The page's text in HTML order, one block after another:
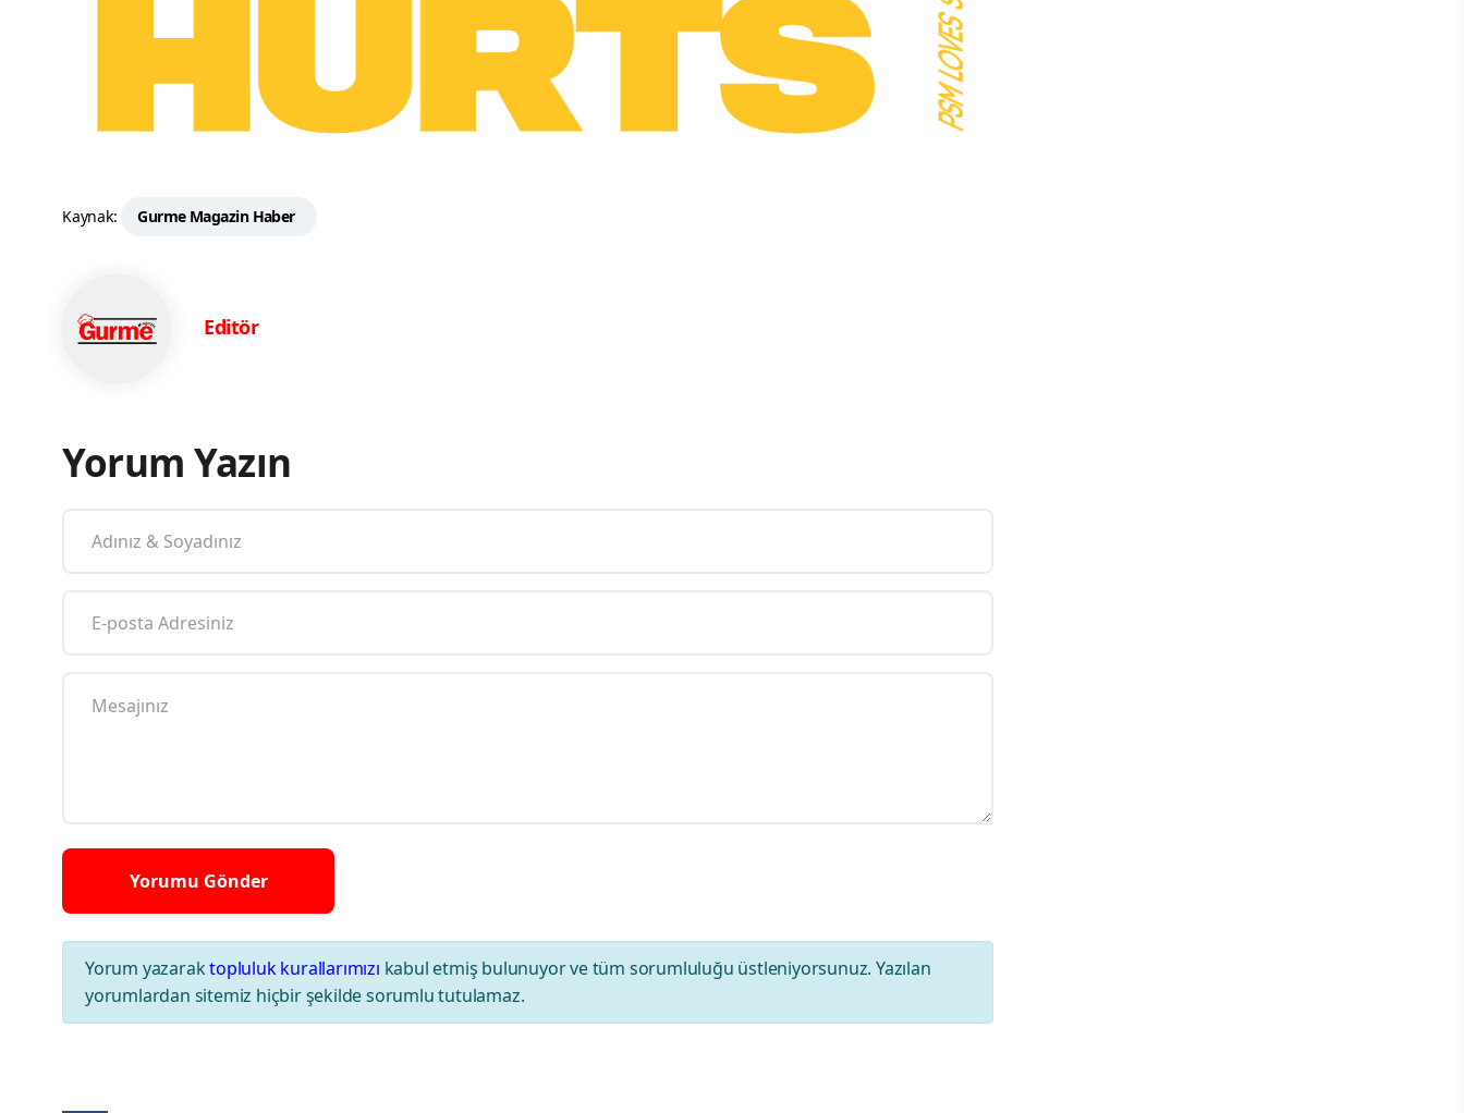
Kaynak: Gurme Magazin Haber
Editör
Yorum Yazın
Yorum yazaraktopluluk kurallarımızı kabul etmiş bulunuyor ve tüm sorumluluğu üstleniyorsunuz. Yazılan
yorumlardan sitemiz hiçbir şekilde sorumlu tutulamaz.